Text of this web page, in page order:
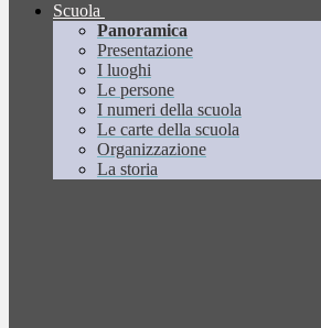
Scuola
Panoramica
Presentazione
I luoghi
Le persone
I numeri della scuola
Le carte della scuola
Organizzazione
La storia